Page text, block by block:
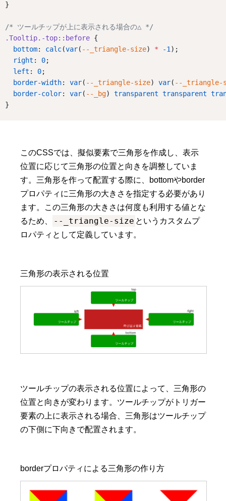
}
/* ツールチップが上に表示される場合の△ */
.Tooltip.-top::before {
bottom: calc(var( --_triangle-size) * -1);
right : 0;
left : 0;
border-width: var( --_triangle-size) var( --_triangle-
border-color: var( --_bg) transparent transparent
}
このCSSでは、擬似要素で三角形を作成し、表示
位置に応じて三角形の位置と向きを調整していま
す。三角形を作って配置する際に、bottomやborder
プロパティに三角形の大きさを指定する必要があり
ます。この三角形の大きさは何度も利用する値とな
るため、
--_triangle-size というカスタムプ
ロパティとして定義しています。
ツールチップの表示される位置によって、三角形の
位置と向きが変わります。ツールチップがトリガー
要素の上に表示される場合、三角形はツールチップ
の下側に下向きで配置されます。